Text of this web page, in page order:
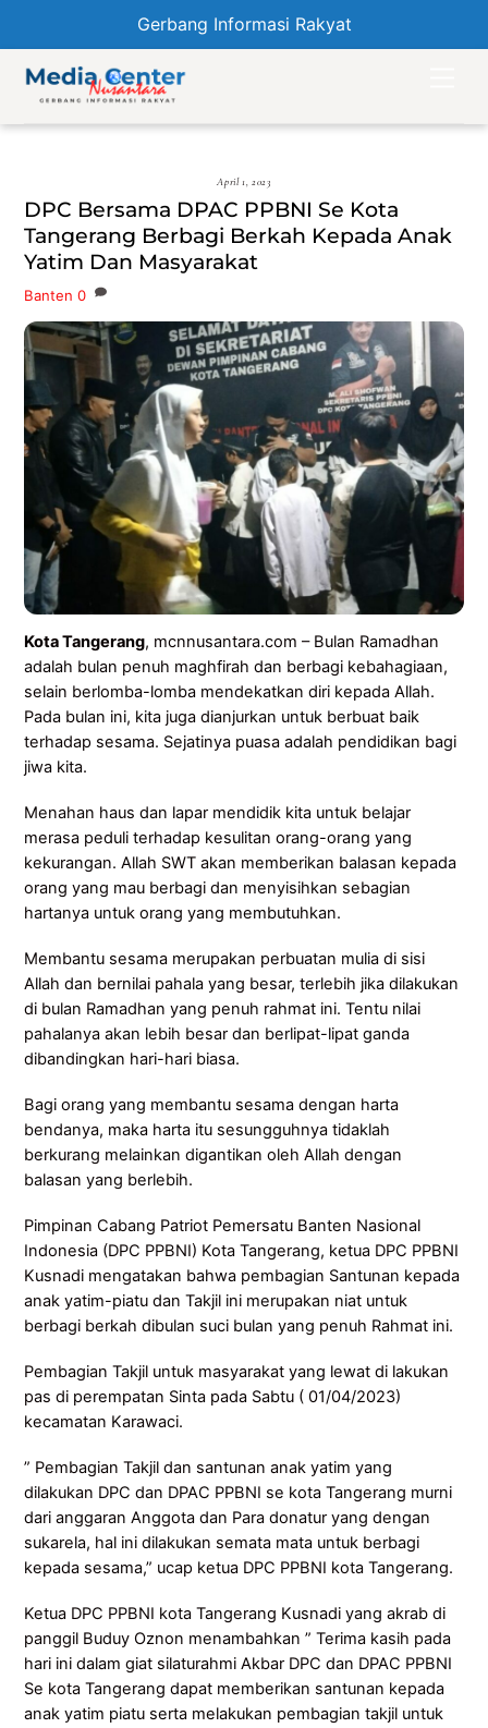
Gerbang Informasi Rakyat
content
April 1, 2023
DPC Bersama DPAC PPBNI Se Kota
Tangerang Berbagi Berkah Kepada Anak
Yatim Dan Masyarakat
Banten 0
Kota Tangerang, mcnnusantara.com – Bulan Ramadhan
adalah bulan penuh maghfirah dan berbagi kebahagiaan,
selain berlomba-lomba mendekatkan diri kepada Allah.
Pada bulan ini, kita juga dianjurkan untuk berbuat baik
terhadap sesama. Sejatinya puasa adalah pendidikan bagi
jiwa kita.
Menahan haus dan lapar mendidik kita untuk belajar
merasa peduli terhadap kesulitan orang-orang yang
kekurangan. Allah SWT akan memberikan balasan kepada
orang yang mau berbagi dan menyisihkan sebagian
hartanya untuk orang yang membutuhkan.
Membantu sesama merupakan perbuatan mulia di sisi
Allah dan bernilai pahala yang besar, terlebih jika dilakukan
di bulan Ramadhan yang penuh rahmat ini. Tentu nilai
pahalanya akan lebih besar dan berlipat-lipat ganda
dibandingkan hari-hari biasa.
Bagi orang yang membantu sesama dengan harta
bendanya, maka harta itu sesungguhnya tidaklah
berkurang melainkan digantikan oleh Allah dengan
balasan yang berlebih.
Pimpinan Cabang Patriot Pemersatu Banten Nasional
Indonesia (DPC PPBNI) Kota Tangerang, ketua DPC PPBNI
Kusnadi mengatakan bahwa pembagian Santunan kepada
anak yatim-piatu dan Takjil ini merupakan niat untuk
berbagi berkah dibulan suci bulan yang penuh Rahmat ini.
Pembagian Takjil untuk masyarakat yang lewat di lakukan
pas di perempatan Sinta pada Sabtu ( 01/04/2023)
kecamatan Karawaci.
” Pembagian Takjil dan santunan anak yatim yang
dilakukan DPC dan DPAC PPBNI se kota Tangerang murni
dari anggaran Anggota dan Para donatur yang dengan
sukarela, hal ini dilakukan semata mata untuk berbagi
kepada sesama,” ucap ketua DPC PPBNI kota Tangerang.
Ketua DPC PPBNI kota Tangerang Kusnadi yang akrab di
panggil Buduy Oznon menambahkan ” Terima kasih pada
hari ini dalam giat silaturahmi Akbar DPC dan DPAC PPBNI
Se kota Tangerang dapat memberikan santunan kepada
anak yatim piatu serta melakukan pembagian takjil untuk